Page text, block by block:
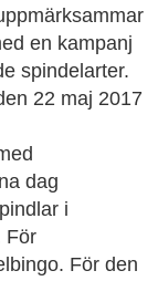
en kampanj
spindelarter.
22 maj 2017
dag
i
För
För den